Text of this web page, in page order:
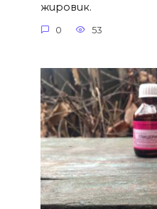
жuровuк.
0 53